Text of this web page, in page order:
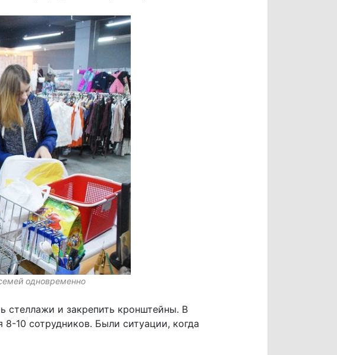
одновременно
стеллажи и закрепить кронштейны. В
10 сотрудников. Были ситуации, когда